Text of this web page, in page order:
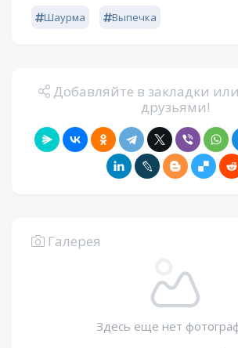
Шаурма Выпечка
Добавляйте в закладки
друзьями!
Галерея
Здесь еще нет